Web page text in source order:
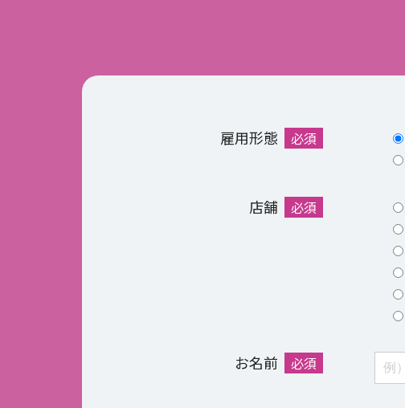
雇用形態 必須
店舗 必須
お名前 必須